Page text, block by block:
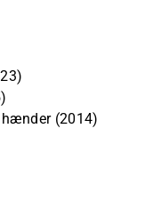
(2014)